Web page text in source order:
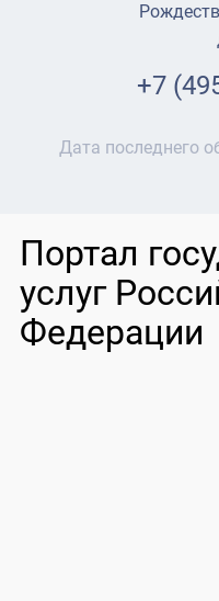
+7
Дата последнего
Портал
услуг
Федерации